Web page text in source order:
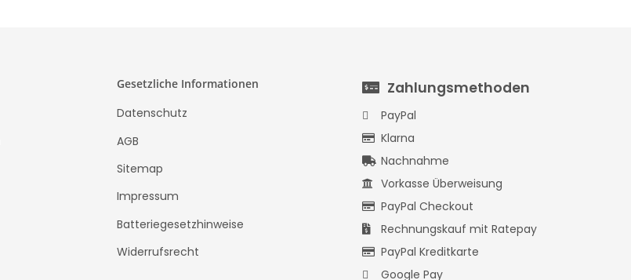
Gesetzliche Informationen
Datenschutz
AGB
Sitemap
Impressum
Batteriegesetzhinweise
Widerrufsrecht
Zahlungsmethoden
PayPal
Klarna
Nachnahme
Vorkasse Überweisung
PayPal Checkout
Rechnungskauf mit Ratepay
PayPal Kreditkarte
Google Pay